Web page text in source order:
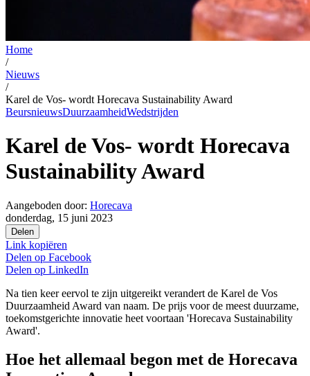
Home
/
Nieuws
/
Karel de Vos- wordt Horecava Sustainability Award
BeursnieuwsDuurzaamheidWedstrijden
Karel de Vos- wordt Horecava
Sustainability Award
Aangeboden door: Horecava
donderdag, 15 juni 2023
Delen
Link kopiëren
Delen op Facebook
Delen op LinkedIn
Na tien keer eervol te zijn uitgereikt verandert de Karel de Vos
Duurzaamheid Award van naam. De prijs voor de meest duurzame,
toekomstgerichte innovatie heet voortaan 'Horecava Sustainability
Award'.
Hoe het allemaal begon met de Horecava